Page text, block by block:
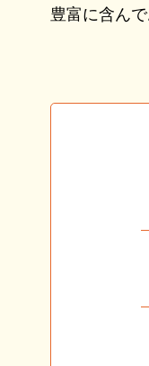
豊富に含ん